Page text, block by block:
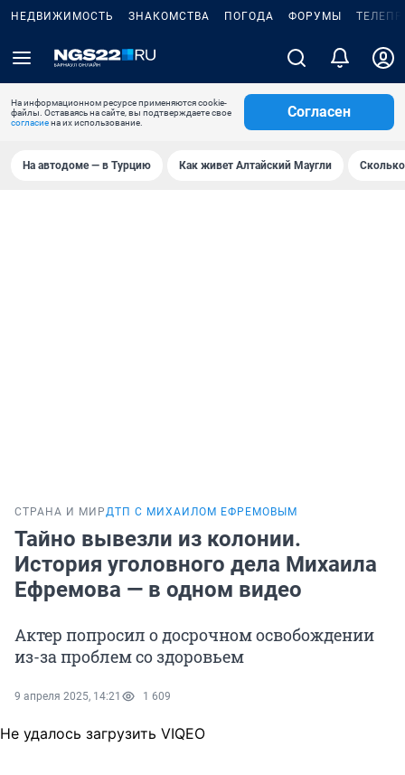
НЕДВИЖИМОСТЬ ЗНАКОМСТВА ПОГОДА ФОРУМЫ
На информационном ресурсе применяются cookie-
файлы. Оставаясь на сайте, вы подтверждаете свое
согласиена их использование.
Согласен
На автодоме — в Турцию Как живет Алтайский Маугли
СТРАНА И МИРДТП С МИХАИЛОМ ЕФРЕМОВЫМ
Тайно вывезли из колонии.
История уголовного дела Михаила
Ефремова — в одном видео
Актер попросил о досрочном освобождении
из-за проблем со здоровьем
9 апреля 2025, 14:21 1 609
Не удалось загрузить VIQEO